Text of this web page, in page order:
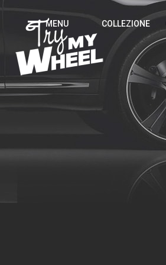
MENU COLLEZIONE